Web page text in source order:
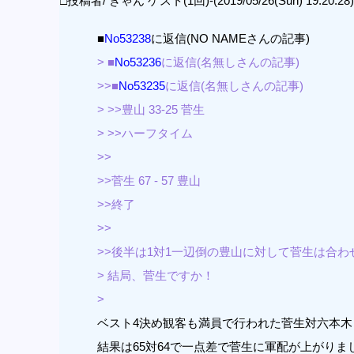
■No53238に返信(NO NAMEさんの記事)
> ■No53236に返信(名無しさんの記事)
>>■No53235に返信(名無しさんの記事)
> >>豊山 33-25 菅生
> >>ハーフタイム
>>
>>菅生 67 - 57 豊山
>>終了
>>
>>後半は1対1一辺倒の豊山に対して菅生は合わ
> 結局、菅生ですか！
>
ベスト4決め観客も満員で行われた菅生対六本木
結果は65対64で一点差で菅生に軍配が上がりま